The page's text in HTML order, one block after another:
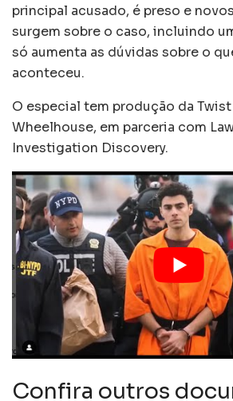
principal acusado, é preso e
surgem sobre o caso, incluindo
só aumenta as dúvidas sobre o
aconteceu.
O especial tem produção da
Wheelhouse, em parceria com
Investigation Discovery.
Confira outros